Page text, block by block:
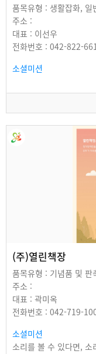
품목유형 : 생활잡화, 일
주소 :
대표 : 이선우
전화번호 : 042-822-
소셜미션
(주)열린책장
품목유형 : 기념품 및 판
주소 :
대표 : 곽미옥
전화번호 : 042-719-
소셜미션